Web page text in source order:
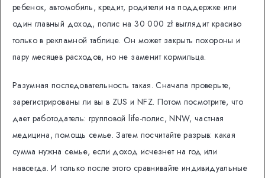
ребенок, автомобиль, кредит, родители на поддержке или
один главный доход, полис на 30 000 zł выглядит красиво
только в рекламной таблице. Он может закрыть похороны и
пару месяцев расходов, но не заменит кормильца.
Разумная последовательность такая. Сначала проверьте,
зарегистрированы ли вы в ZUS и NFZ. Потом посмотрите, что
дает работодатель: групповой life-полис, NNW, частная
медицина, помощь семье. Затем посчитайте разрыв: какая
сумма нужна семье, если доход исчезнет на год или
навсегда. И только после этого сравнивайте индивидуальные